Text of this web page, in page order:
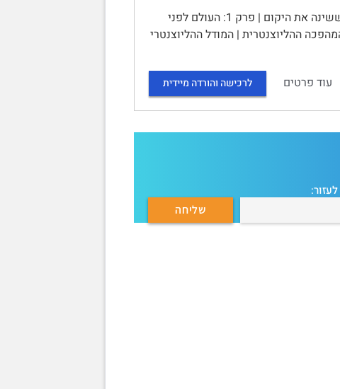
מצגת בת 12 שקפים על קופרניקוס | ניקולאוס קופרניקוס: המדען ששינה את היקום | פרק 1: העולם לפני
| מערכת תלמי המורכבת | פרק 2: חייו של קופרניקוס | פרק 3: המהפכה ההליוצנטרית | המודל ההליוצנטרי
עוד פרטים לרכישה והורדה מיידית